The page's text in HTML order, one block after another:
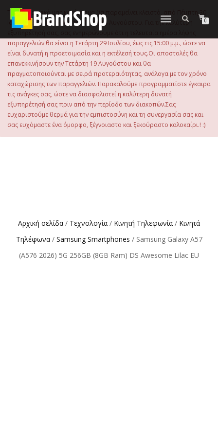
περιεχόμενο
Εναλλαγή
0
Το ηλεκτρονικό μας κατάστημα θα παραμείνει κλειστό, από Πέμπτη 30
Ιουλίου 2026 μέχρι και την Τρίτη 18 Αυγούστου. Για την καλύτερη
εξυπηρέτησή σας, σας ενημερώνουμε ότι η τελευταία ημέρα λήψης
παραγγελιών θα είναι η Τετάρτη 29 Ιουλίου, έως τις 15:00 μ.μ., ώστε να
είναι δυνατή η προετοιμασία και η εκτέλεσή τους.Οι αποστολές θα
επανεκκινήσουν την Τετάρτη 19 Αυγούστου και θα
πραγματοποιούνται με σειρά προτεραιότητας, ανάλογα με τον χρόνο
καταχώρισης των παραγγελιών. Παρακαλούμε προγραμματίστε έγκαιρα
τις ανάγκες σας, ώστε να διασφαλιστεί η καλύτερη δυνατή
εξυπηρέτησή σας πριν από την περίοδο των διακοπών.Σας
ευχαριστούμε θερμά για την εμπιστοσύνη και τη συνεργασία σας και
σας ευχόμαστε ένα όμορφο, ξέγνοιαστο και ξεκούραστο καλοκαίρι.! :)
Αρχική σελίδα / Τεχνολογία / Κινητή Τηλεφωνία / Κινητά
Τηλέφωνα/ Samsung Smartphones / Samsung Galaxy A57
(A576 2026) 5G 256GB (8GB Ram) DS Awesome Lilac EU